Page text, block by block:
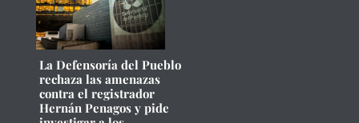
La Defensoría del Pueblo
rechaza las amenazas
contra el registrador
Hernán Penagos y pide